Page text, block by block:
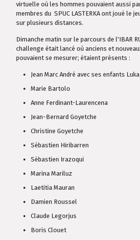
virtuelle où les hommes pouvaient aussi
membres du SPUC LASTERKA ont joué le
sur plusieurs distances.
Dimanche matin sur le parcours de l'IBAR
challenge était lancé où anciens et
pouvaient se mesurer; étaient présents :
Jean Marc André avec ses enfants
Marie Bartolo
Anne Ferdinant-Laurencena
Jean-Bernard Goyetche
Christine Goyetche
Sébastien Hiribarren
Sébastien Irazoqui
Marina Mariluz
Laetitia Mauran
Damien Roussel
Claude Legorjus
Boris Clouet